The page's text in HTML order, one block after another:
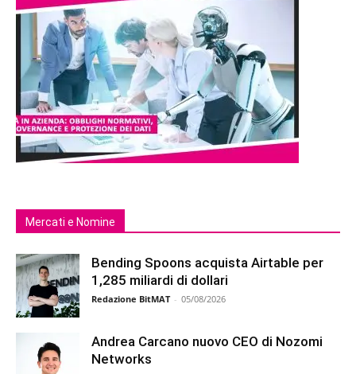
Mercati e Nomine
Bending Spoons acquista Airtable per
1,285 miliardi di dollari
Redazione BitMAT - 05/08/2026
Andrea Carcano nuovo CEO di Nozomi
Networks